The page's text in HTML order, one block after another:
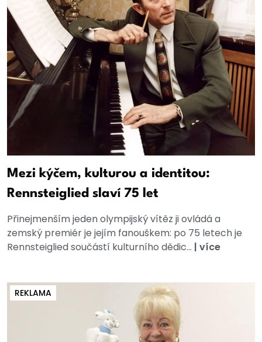
Mezi kýčem, kulturou a identitou:
Rennsteiglied slaví 75 let
Přinejmenším jeden olympijský vítěz ji ovládá a
zemský premiér je jejím fanouškem: po 75 letech je
Rennsteiglied součástí kulturního dědic... | více
REKLAMA